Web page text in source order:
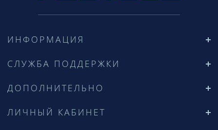
ИНФОРМАЦИЯ
СЛУЖБА ПОДДЕРЖКИ
ДОПОЛНИТЕЛЬНО
ЛИЧНЫЙ КАБИНЕТ